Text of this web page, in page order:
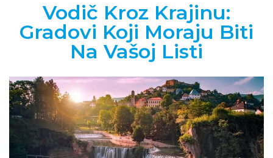
Vodič Kroz Krajinu:
Gradovi Koji Moraju Biti
Na Vašoj Listi